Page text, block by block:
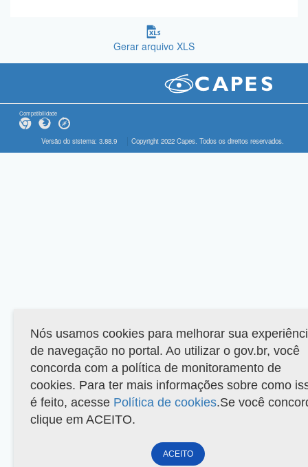
Gerar arquivo XLS
Compatibilidade
Versão do sistema: 3.88.9 Copyright 2022 Capes. Todos os direitos reservados.
Nós usamos cookies para melhorar sua
de navegação no portal. Ao utilizar o gov.br, você
concorda com a política de monitoramento de
cookies. Para ter mais informações sobre como
é feito, acesse Política de cookies.Se você
clique em ACEITO.
ACEITO